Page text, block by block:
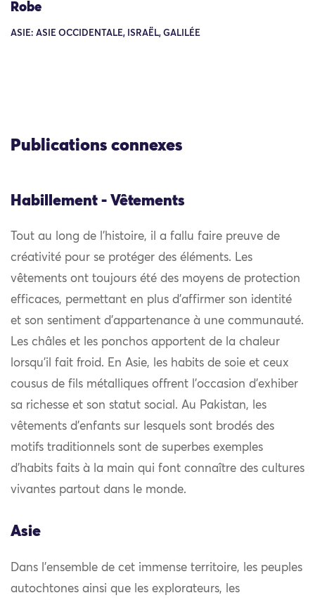
Robe
ASIE: ASIE OCCIDENTALE, ISRAËL, GALILÉE
Publications connexes
Habillement - Vêtements
Tout au long de l’histoire, il a fallu faire preuve de
créativité pour se protéger des éléments. Les
vêtements ont toujours été des moyens de protection
efficaces, permettant en plus d’affirmer son identité
et son sentiment d’appartenance à une communauté.
Les châles et les ponchos apportent de la chaleur
lorsqu’il fait froid. En Asie, les habits de soie et ceux
cousus de fils métalliques offrent l’occasion d’exhiber
sa richesse et son statut social. Au Pakistan, les
vêtements d’enfants sur lesquels sont brodés des
motifs traditionnels sont de superbes exemples
d’habits faits à la main qui font connaître des cultures
vivantes partout dans le monde.
Asie
Dans l’ensemble de cet immense territoire, les peuples
autochtones ainsi que les explorateurs, les